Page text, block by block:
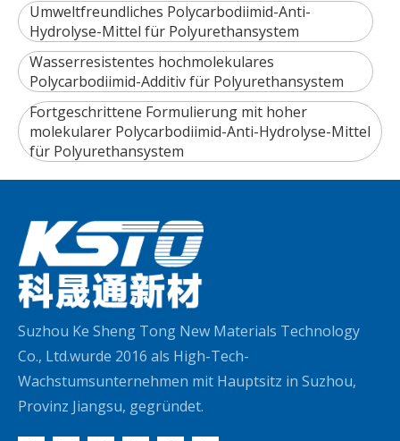
Umweltfreundliches Polycarbodiimid-Anti-
Hydrolyse-Mittel für Polyurethansystem
Wasserresistentes hochmolekulares
Polycarbodiimid-Additiv für Polyurethansystem
Fortgeschrittene Formulierung mit hoher
molekularer Polycarbodiimid-Anti-Hydrolyse-Mittel
für Polyurethansystem
Suzhou Ke Sheng Tong New Materials Technology
Co., Ltd.wurde 2016 als High-Tech-
Wachstumsunternehmen mit Hauptsitz in Suzhou,
Provinz Jiangsu, gegründet.